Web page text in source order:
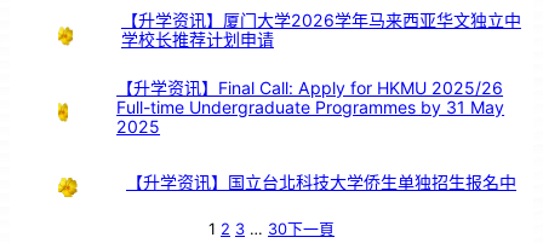
【升学资讯】厦门大学2026学年马来西亚华文独立中
学校长推荐计划申请
【升学资讯】Final Call: Apply for HKMU 2025/26
Full-time Undergraduate Programmes by 31 May
2025
【升学资讯】国立台北科技大学侨生单独招生报名中
1 2 3 … 30下一頁